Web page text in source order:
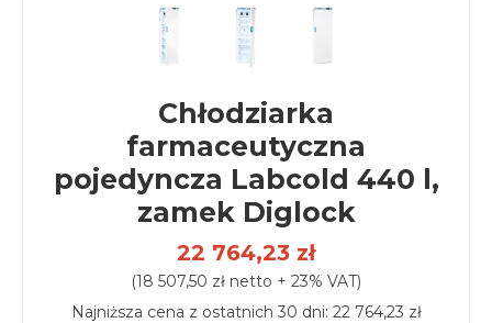
Chłodziarka
farmaceutyczna
pojedyncza Labcold 440 l,
zamek Diglock
22 764,23 zł
(18 507,50 zł netto + 23% VAT)
Najniższa cena z ostatnich 30 dni: 22 764,23 zł